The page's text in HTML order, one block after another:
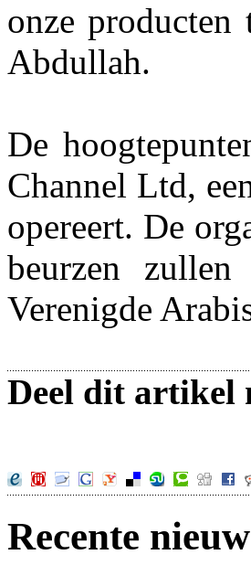
onze
Abdullah.
De
Channel Ltd,
opereert. De
beurzen
Verenigde
Deel dit artikel
Recente